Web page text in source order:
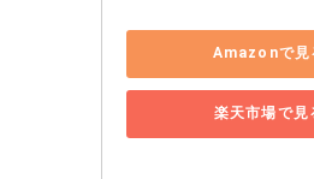
Amazonで見
楽天市場で見